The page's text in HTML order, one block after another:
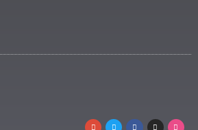
D
I
F
T
G